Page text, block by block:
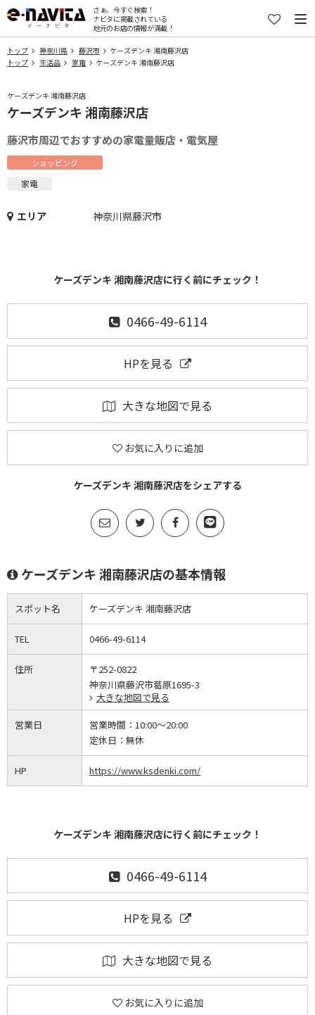
さぁ、今すぐ検索！
ナビタに掲載されている
地元のお店の情報が満載！
トップ 神奈川県 藤沢市
ケーズデンキ 湘南藤沢店
トップ
生活品 家電 ケーズデンキ 湘南藤沢店
ケーズデンキ 湘南藤沢店
ケーズデンキ 湘南藤沢店
藤沢市周辺でおすすめの家電量販店・電気屋
ショッピング
家電
エリア 神奈川県藤沢市
ケーズデンキ 湘南藤沢店に行く前にチェック！
0466-49-6114
HPを見る
大きな地図で見る
お気に入りに追加
ケーズデンキ 湘南藤沢店をシェアする
ケーズデンキ 湘南藤沢店の基本情報
スポット名 ケーズデンキ 湘南藤沢店
TEL 0466-49-6114
住所
〒252-0822
神奈川県藤沢市葛原1695-3
大きな地図で見る
営業日 営業時間： 10:00～20:00
定休日： 無休
HP https://www.ksdenki.com/
ケーズデンキ 湘南藤沢店に行く前にチェック！
0466-49-6114
HPを見る
大きな地図で見る
お気に入りに追加